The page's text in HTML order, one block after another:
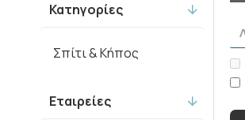
Κατηγορίες
Σπίτι & Κήπος
Εταιρείες